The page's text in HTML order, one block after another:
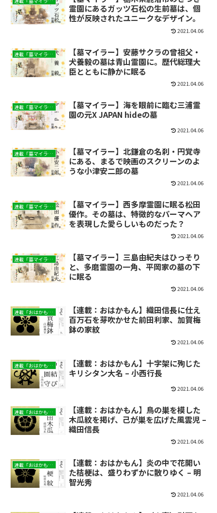
霊園にあるガッツ石松の生前墓は、個
性が反映されたユニークなデザイン。
2021.04.06
連載「墓マイラー」
【墓マイラー】安藤サクラの曾祖父・
犬養毅の墓は青山霊園に。歴代総理大
臣とともに静かに眠る
2021.04.06
連載「墓マイラー」
【墓マイラー】海を眼前に臨む三浦霊
園の元X JAPAN hideの墓
2021.04.06
連載「墓マイラー」
【墓マイラー】北鎌倉の名刹・円覚寺
にある、まるで映画のスクリーンのよ
うな小津安二郎の墓
2021.04.06
連載「墓マイラー」
【墓マイラー】西多摩霊園に眠る松田
優作。その墓は、特徴的なパーマヘア
を表現した愛らしいものだった？
2021.04.06
連載「墓マイラー」
【墓マイラー】三島由紀夫はひっそり
と、多磨霊園の一角、平岡家の墓の下
に眠る
2021.04.06
連載「おはかもん」
【連載：おはかもん】織田信長に仕え
百万石を芽吹かせた前田利家、加賀梅
鉢の家紋
2021.04.06
連載「おはかもん」
【連載：おはかもん】十字架に殉じた
キリシタン大名 – 小西行長
2021.04.06
連載「おはかもん」
【連載：おはかもん】鳥の巣を模した
木瓜紋を掲げ、己が巣を広げた風雲児 –
織田信長
2021.04.06
連載「おはかもん」
【連載：おはかもん】炎の中で花開い
た桔梗は、盛りわずかに散りゆく – 明
智光秀
2021.04.06